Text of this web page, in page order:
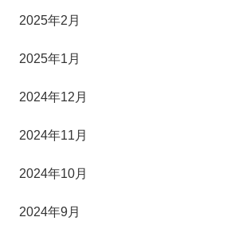
2025年2月
2025年1月
2024年12月
2024年11月
2024年10月
2024年9月